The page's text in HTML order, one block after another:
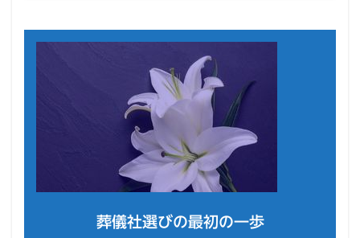
葬儀社選びの最初の一歩